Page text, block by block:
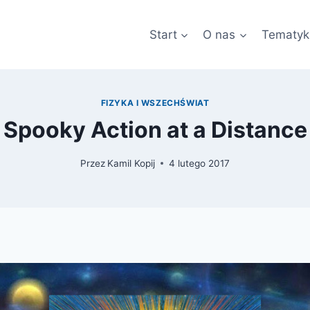
Start O nas
FIZYKA I WSZECHŚWIAT
Spooky Action at a Distance
Przez Kamil Kopij 4 lutego 2017